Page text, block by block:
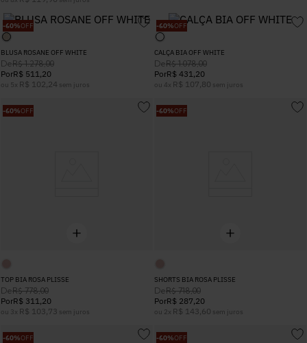
-60%OFF
BLUSA ROSANE OFF WHITE
DeR$ 1.278,00
PorR$ 511,20
ou 5 x R$ 102,24 sem juros
-60%OFF
CALÇA BIA OFF WHITE
DeR$ 1.078,00
PorR$ 431,20
ou 4 x R$ 107,80 sem juros
-60%OFF
TOP BIA ROSA PLISSE
DeR$ 778,00
PorR$ 311,20
ou 3 x R$ 103,73 sem juros
-60%OFF
SHORTS BIA ROSA PLISSE
DeR$ 718,00
PorR$ 287,20
ou 2 x R$ 143,60 sem juros
-60%OFF -60%OFF
5 º Calça
6º Colete